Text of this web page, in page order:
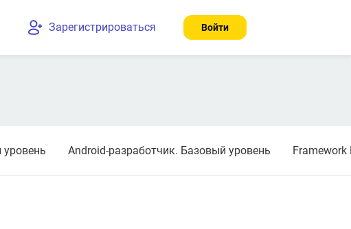
Зарегистрироваться Войти
Android-разработчик. Базовый уровень Framework